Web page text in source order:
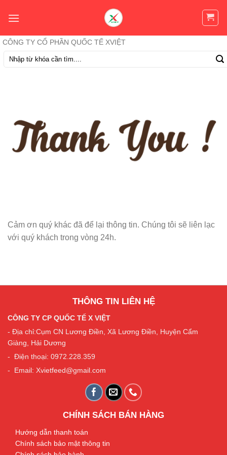
CÔNG TY CỔ PHẦN QUỐC TẾ XVIỆT
Tìm
kiếm:
Cảm ơn quý khác đã để lại thông tin. Chúng tôi sẽ liên lạc
với quý khách trong vòng 24h.
THÔNG TIN LIÊN HỆ
CÔNG TY CP QUỐC TẾ X VIỆT
- Địa chỉ:Cụm CN Lương Điền, Xã Lương Điền, Huyện Cẩm
Giàng, Hải Dương
- Điện thoại: 0972.228.359
- Email: Xvietfeed@gmail.com
CHÍNH SÁCH BÁN HÀNG
Hướng dẫn thanh toán
Chính sách bảo mật thông tin